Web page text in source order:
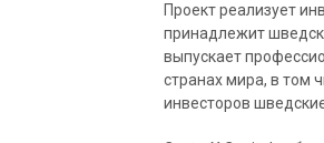
Проект реализует
принадлежит
выпускает
странах мира, в том
инвесторов